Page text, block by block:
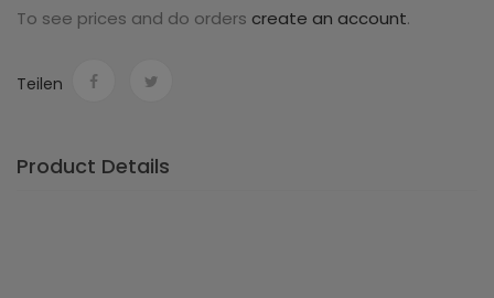
To see prices and do orders create an account.
Teilen
Product Details